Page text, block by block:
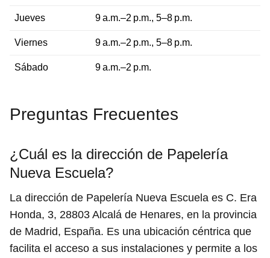
Jueves 9 a.m.–2 p.m., 5–8 p.m.
Viernes 9 a.m.–2 p.m., 5–8 p.m.
Sábado 9 a.m.–2 p.m.
Preguntas Frecuentes
¿Cuál es la dirección de Papelería
Nueva Escuela?
La dirección de Papelería Nueva Escuela es C. Era
Honda, 3, 28803 Alcalá de Henares, en la provincia
de Madrid, España. Es una ubicación céntrica que
facilita el acceso a sus instalaciones y permite a los